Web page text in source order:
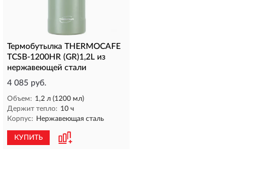
Термобутылка THERMOCAFE
TCSB-1200HR (GR)1,2L из
нержавеющей стали
4 085 руб.
Объем: 1,2 л (1200 мл)
Держит тепло: 10 ч
Корпус: Нержавеющая сталь
КУПИТЬ